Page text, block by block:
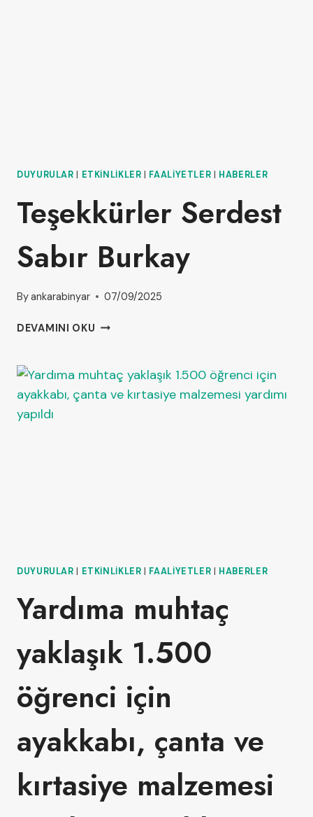
DUYURULAR ETKINLIKLER FAALIYETLER HABERLER
Teşekkürler Serdest
Sabır Burkay
Byankarabinyar 07/09/2025
DEVAMINI OKU
DUYURULAR ETKINLIKLER FAALIYETLER HABERLER
Yardıma muhtaç
yaklaşık 1.500
öğrenci için
ayakkabı, çanta ve
kırtasiye malzemesi